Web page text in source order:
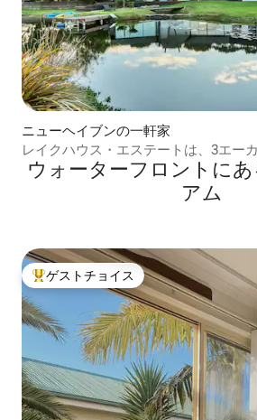
ニューヘイブンの一軒家
レイクハウス・エステートは、3エー
用湖があります。
ウォーターフロントに
アム
大好評のゲストチョイスです。
ゲストチョイス